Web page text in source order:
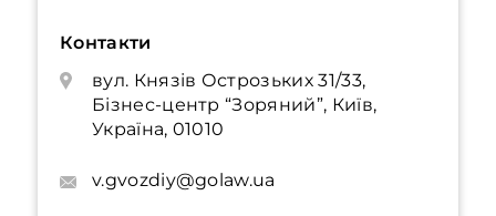
Контакти
вул. Князів Острозьких 31/33,
Бізнес-центр “Зоряний”, Київ,
Україна, 01010
v.gvozdiy@golaw.ua